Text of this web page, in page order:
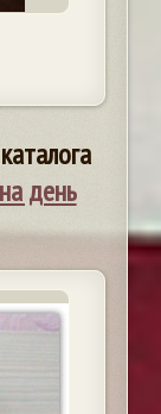
день